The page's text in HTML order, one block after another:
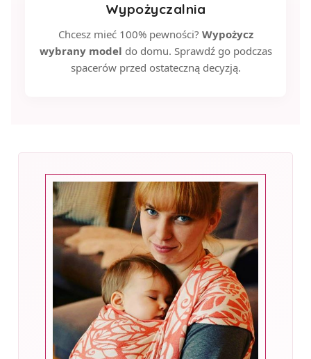
Wypożyczalnia
Chcesz mieć 100% pewności? Wypożycz
wybrany model do domu. Sprawdź go podczas
spacerów przed ostateczną decyzją.